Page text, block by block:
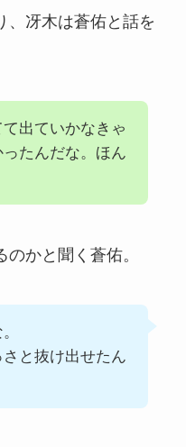
、冴木は蒼佑と話を
出ていかなきゃ
たんだな。ほん
かと聞く蒼佑。
と抜け出せたん